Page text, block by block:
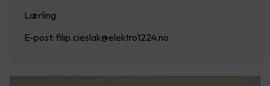
Lærling
E-post: filip.cieslak@elektro1224.no